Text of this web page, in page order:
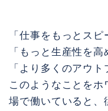
「仕事をもっとスピ
「もっと生産性を高
「より多くのアウ
このようなことを
場で働いていると、